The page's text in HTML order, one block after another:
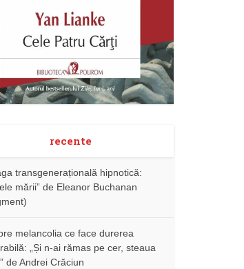
recente
transgenerațională hipnotică:
mării” de Eleanor Buchanan
melancolia ce face durerea
„Și n-ai rămas pe cer, steaua
de Andrei Crăciun